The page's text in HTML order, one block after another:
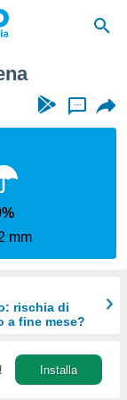
...
mm
rischia di
a fine mese?
Installa